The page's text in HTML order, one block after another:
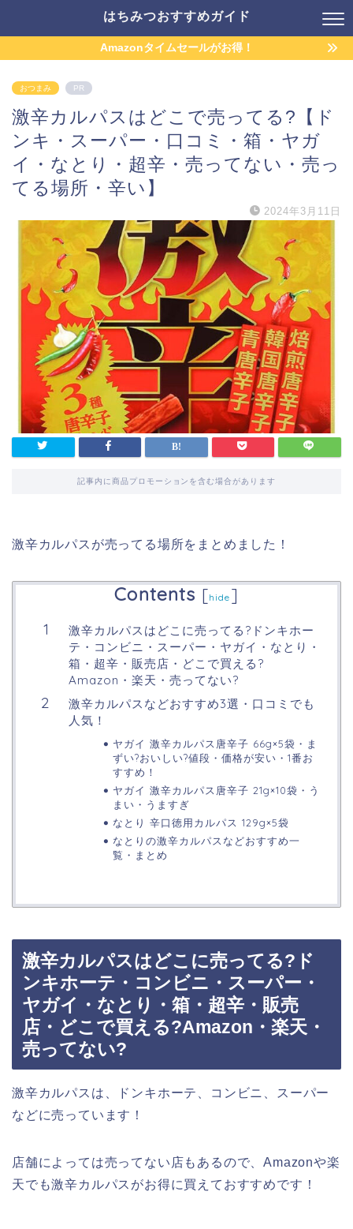
はちみつおすすめガイド
Amazonタイムセールがお得！
おつまみ PR
激辛カルパスはどこで売ってる?【ド
ンキ・スーパー・口コミ・箱・ヤガ
イ・なとり・超辛・売ってない・売っ
てる場所・辛い】
2024年3月11日
記事内に商品プロモーションを含む場合があります
激辛カルパスが売ってる場所をまとめました！
Contents [hide ]
激辛カルパスはどこに売ってる?ドンキホー
テ・コンビニ・スーパー・ヤガイ・なとり・
箱・超辛・販売店・どこで買える?
Amazon・楽天・売ってない?
激辛カルパスなどおすすめ3選・口コミでも
人気！
ヤガイ 激辛カルパス唐辛子 66g×5袋・ま
ずい?おいしい?値段・価格が安い・1番お
すすめ！
ヤガイ 激辛カルパス唐辛子 21g×10袋・う
まい・うますぎ
なとり 辛口徳用カルパス 129g×5袋
なとりの激辛カルパスなどおすすめ一
覧・まとめ
激辛カルパスはどこに売ってる?ド
ンキホーテ・コンビニ・スーパー・
ヤガイ・なとり・箱・超辛・販売
店・どこで買える?Amazon・楽天・
売ってない?
激辛カルパスは、ドンキホーテ、コンビニ、スーパー
などに売っています！
店舗によっては売ってない店もあるので、Amazonや楽
天でも激辛カルパスがお得に買えておすすめです！